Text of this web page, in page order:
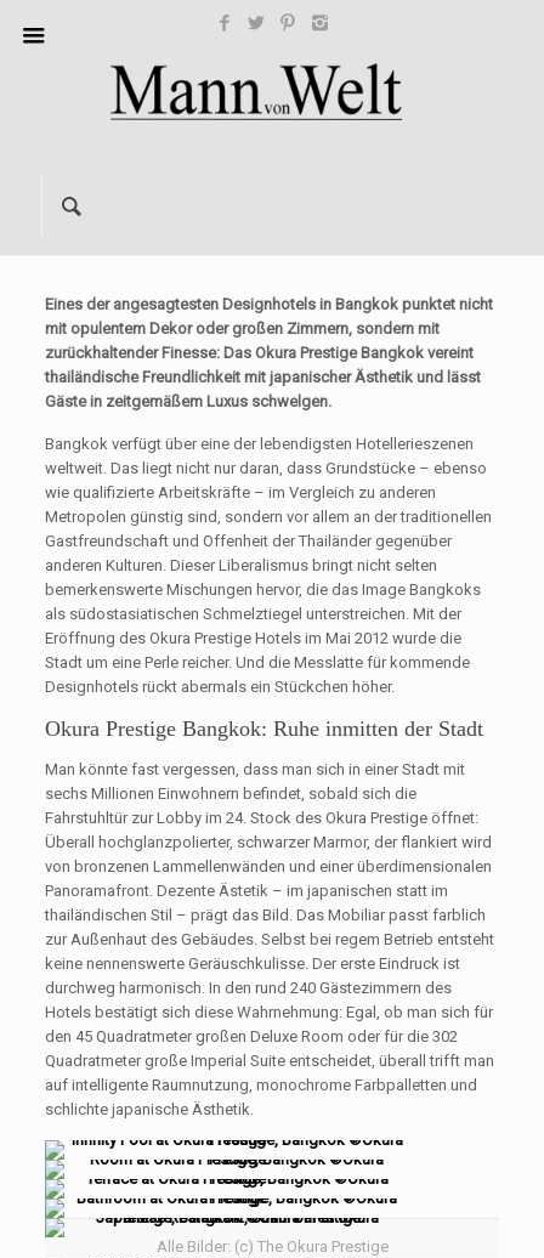
Eines der angesagtesten Designhotels in Bangkok punktet nicht
mit opulentem Dekor oder großen Zimmern, sondern mit
zurückhaltender Finesse: Das Okura Prestige Bangkok vereint
thailändische Freundlichkeit mit japanischer Ästhetik und lässt
Gäste in zeitgemäßem Luxus schwelgen.
Bangkok verfügt über eine der lebendigsten Hotellerieszenen
weltweit. Das liegt nicht nur daran, dass Grundstücke – ebenso
wie qualifizierte Arbeitskräfte – im Vergleich zu anderen
Metropolen günstig sind, sondern vor allem an der traditionellen
Gastfreundschaft und Offenheit der Thailänder gegenüber
anderen Kulturen. Dieser Liberalismus bringt nicht selten
bemerkenswerte Mischungen hervor, die das Image Bangkoks
als südostasiatischen Schmelztiegel unterstreichen. Mit der
Eröffnung des Okura Prestige Hotels im Mai 2012 wurde die
Stadt um eine Perle reicher. Und die Messlatte für kommende
Designhotels rückt abermals ein Stückchen höher.
Okura Prestige Bangkok: Ruhe inmitten der Stadt
Man könnte fast vergessen, dass man sich in einer Stadt mit
sechs Millionen Einwohnern befindet, sobald sich die
Fahrstuhltür zur Lobby im 24. Stock des Okura Prestige öffnet:
Überall hochglanzpolierter, schwarzer Marmor, der flankiert wird
von bronzenen Lammellenwänden und einer überdimensionalen
Panoramafront. Dezente Ästetik – im japanischen statt im
thailändischen Stil – prägt das Bild. Das Mobiliar passt farblich
zur Außenhaut des Gebäudes. Selbst bei regem Betrieb entsteht
keine nennenswerte Geräuschkulisse. Der erste Eindruck ist
durchweg harmonisch. In den rund 240 Gästezimmern des
Hotels bestätigt sich diese Wahrnehmung: Egal, ob man sich für
den 45 Quadratmeter großen Deluxe Room oder für die 302
Quadratmeter große Imperial Suite entscheidet, überall trifft man
auf intelligente Raumnutzung, monochrome Farbpalletten und
schlichte japanische Ästhetik.
Alle Bilder: (c) The Okura Prestige